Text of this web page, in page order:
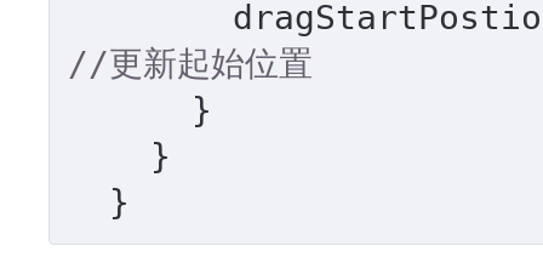
//更新起始位置
  }